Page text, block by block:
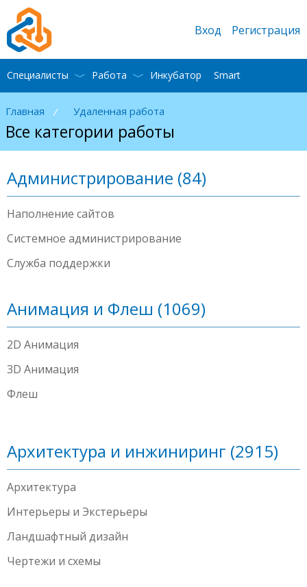
Главная / Удаленная работа
Все категории работы
Администрирование (84)
Наполнение сайтов
Системное администрирование
Служба поддержки
Анимация и Флеш (1069)
2D Анимация
3D Анимация
Флеш
Архитектура и инжиниринг (2915)
Архитектура
Интерьеры и Экстерьеры
Ландшафтный дизайн
Чертежи и схемы
Вход Регистрация
Специалисты Работа Инкубатор Smart